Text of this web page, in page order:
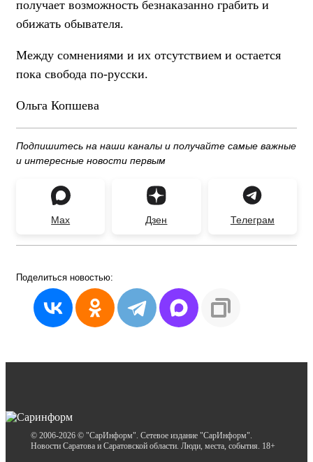
получает возможность безнаказанно грабить и
обижать обывателя.
Между сомнениями и их отсутствием и остается
пока свобода по-русски.
Ольга Копшева
Подпишитесь на наши каналы и получайте самые важные
и интересные новости первым
Max Дзен Телеграм
Поделиться новостью:
© 2006-2026 © "СарИнформ". Сетевое издание "СарИнформ".
Новости Саратова и Саратовской области. Люди, места, события. 18+